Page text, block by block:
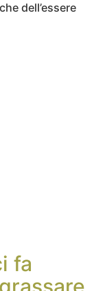
dell’essere
fa